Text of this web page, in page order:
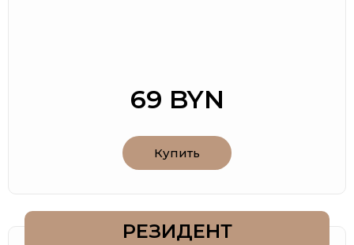
69 BYN
Купить
РЕЗИДЕНТ